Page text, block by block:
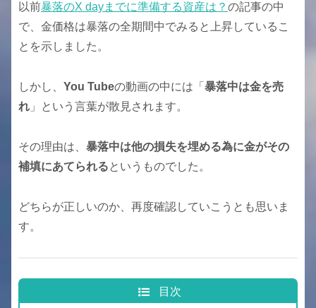
以前暴落のX dayまでに準備する資産は？ の記事の中
で、金価格は暴落の全期間中でみると上昇しているこ
とを示しました。
しかし、 You Tubeの動画の中には「 暴落中は金を売
れ 」という言葉が散見されます。
その理由は、 暴落中は他の損失を埋める為に金がその
補填にあてられるというものでした。
どちらが正しいのか、再度確認していこうとも思いま
す。
目次